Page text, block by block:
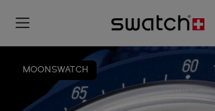
MOONSWATCH